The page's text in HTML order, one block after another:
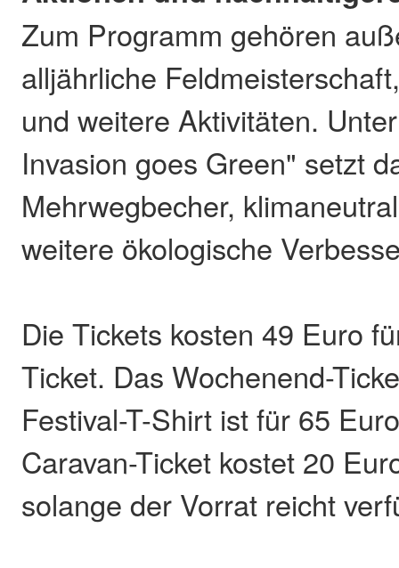
Zum Programm gehören
alljährliche
und weitere Aktivitäten.
Invasion goes Green" setzt
Mehrwegbecher,
weitere ökologische
Die Tickets kosten 49 Euro
Ticket. Das Wochenend-
Festival-T-Shirt ist für 65
Caravan-Ticket kostet 20
solange der Vorrat reicht